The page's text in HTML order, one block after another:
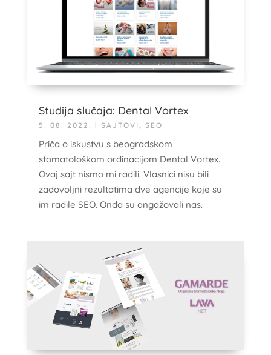
Studija slučaja: Dental Vortex
5. 08. 2022. | SAJTOVI SEO
Priča o iskustvu s beogradskom
stomatološkom ordinacijom Dental Vortex.
Ovaj sajt nismo mi radili. Vlasnici nisu bili
zadovoljni rezultatima dve agencije koje su
im radile SEO. Onda su angažovali nas.